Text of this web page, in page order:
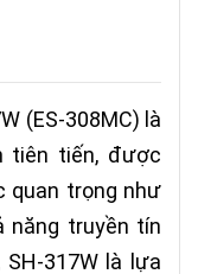
(ES-308MC) là
tiên tiến, được
quan trọng như
năng truyền tín
317W là lựa